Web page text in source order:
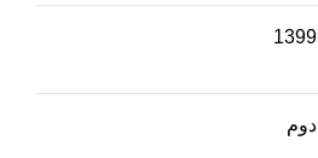
1399
دوم